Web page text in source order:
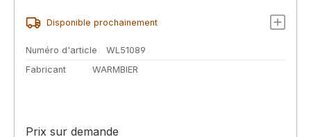
Disponible prochainement
Numéro d'article
WL51089
Fabricant
WARMBIER
Prix sur demande